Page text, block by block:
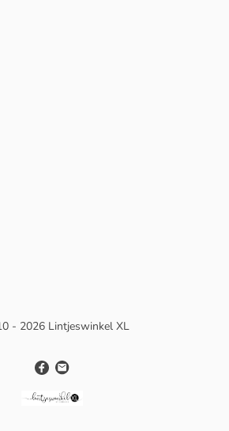
- 2026 Lintjeswinkel XL